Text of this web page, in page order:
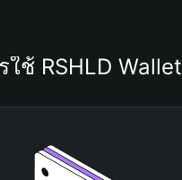
ใช้ RSHLD Wallet